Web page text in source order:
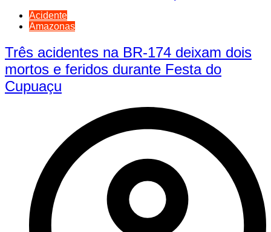
Acidente
Amazonas
Três acidentes na BR-174 deixam dois
mortos e feridos durante Festa do
Cupuaçu